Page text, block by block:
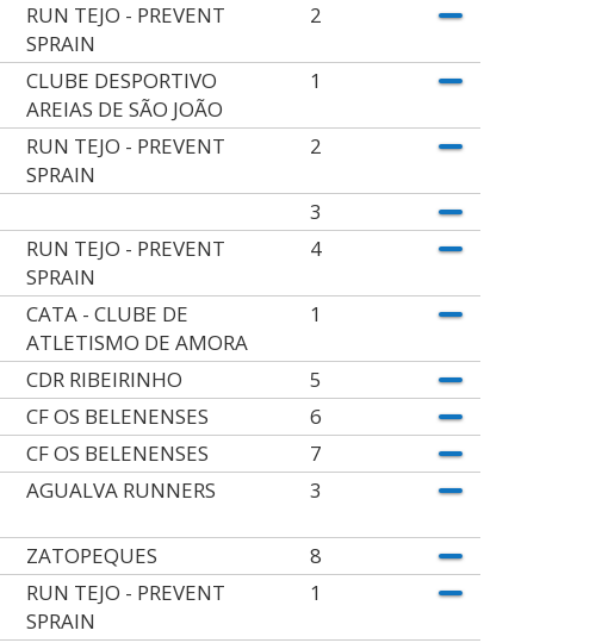
RUN TEJO - PREVENT
SPRAIN
2
CLUBE DESPORTIVO
AREIAS DE SÃO JOÃO
1
RUN TEJO - PREVENT
SPRAIN
2
3
RUN TEJO - PREVENT
SPRAIN
4
CATA - CLUBE DE
ATLETISMO DE AMORA
1
CDR RIBEIRINHO
5
CF OS BELENENSES
6
CF OS BELENENSES
7
AGUALVA RUNNERS 3
ZATOPEQUES
8
RUN TEJO - PREVENT
SPRAIN
1